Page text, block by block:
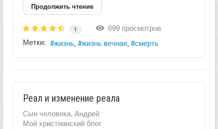
Продолжить чтение
1
699 просмотров
Метки:
жизнь жизнь вечная смерть
Реал и изменение реала
Сын человека, Андрей
Мой христианский блог